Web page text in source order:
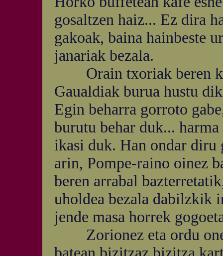
gosaltzen haiz... Ez dira
gakoak, baina hainbeste
janariak bezala.
Orain txoriak beren
Gaualdiak burua hustu
Egin beharra gorroto
burutu behar duk...
ikasi duk. Han ondar diru
arin, Pompe-raino oinez
beren arrabal
uholdea bezala dabilzkik
jende masa horrek
Zorionez eta ordu